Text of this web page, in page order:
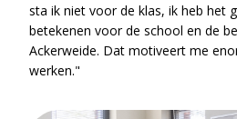
sta ik niet voor de klas, ik heb het
betekenen voor de school en de
Ackerweide. Dat motiveert me
werken."